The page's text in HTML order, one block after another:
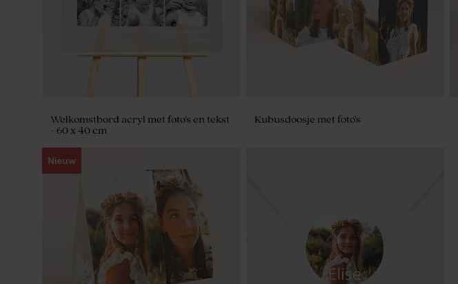
Welkomstbord acryl met foto's en tekst
- 60 x 40 cm
Kubusdoosje met foto's
Nieuw